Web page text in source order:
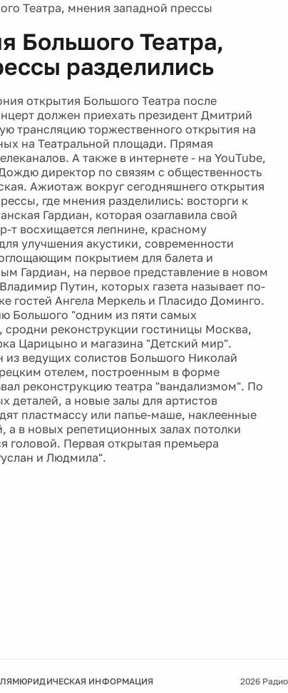
Театра, мнения западной прессы
Большого Театра,
разделились
открытия Большого Театра после
должен приехать президент Дмитрий
трансляцию торжественного открытия на
на Театральной площади. Прямая
А также в интернете - на YouTube,
директор по связям с общественность
Ажиотаж вокруг сегодняшнего открытия
где мнения разделились: восторги к
Гардиан, которая озаглавила свой
т восхищается лепнине, красному
улучшения акустики, современности
покрытием для балета и
Гардиан, на первое представление в новом
Путин, которых газета называет по-
гостей Ангела Меркель и Пласидо Доминго.
Большого "одним из пяти самых
реконструкции гостиницы Москва,
Царицыно и магазина "Детский мир".
из ведущих солистов Большого Николай
отелем, построенным в форме
реконструкцию театра "вандализмом". По
деталей, а новые залы для артистов
пластмассу или папье-маше, наклеенные
в новых репетиционных залах потолки
головой. Первая открытая премьера
и Людмила".
ЮРИДИЧЕСКАЯ ИНФОРМАЦИЯ 2026